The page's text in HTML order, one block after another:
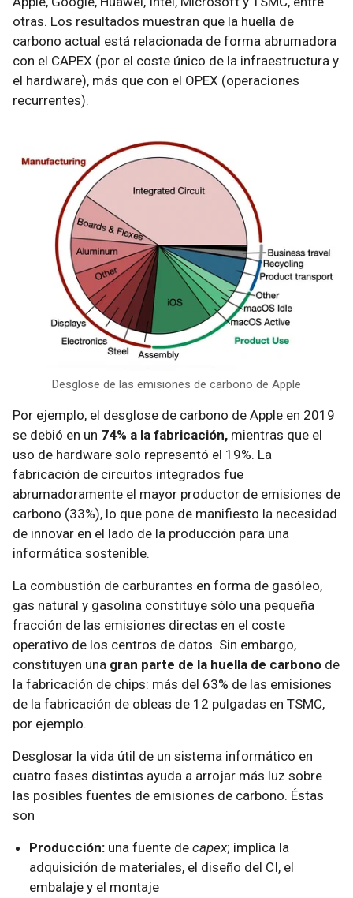
otras. Los resultados muestran que la huella de
carbono actual está relacionada de forma abrumadora
con el CAPEX (por el coste único de la infraestructura y
el hardware), más que con el OPEX (operaciones
recurrentes).
Desglose de las emisiones de carbono de Apple
Por ejemplo, el desglose de carbono de Apple en 2019
se debió en un 74% a la fabricación, mientras que el
uso de hardware solo representó el 19%. La
fabricación de circuitos integrados fue
abrumadoramente el mayor productor de emisiones de
carbono (33%), lo que pone de manifiesto la necesidad
de innovar en el lado de la producción para una
informática sostenible.
La combustión de carburantes en forma de gasóleo,
gas natural y gasolina constituye sólo una pequeña
fracción de las emisiones directas en el coste
operativo de los centros de datos. Sin embargo,
constituyen una gran parte de la huella de carbono de
la fabricación de chips: más del 63% de las emisiones
de la fabricación de obleas de 12 pulgadas en TSMC,
por ejemplo.
Desglosar la vida útil de un sistema informático en
cuatro fases distintas ayuda a arrojar más luz sobre
las posibles fuentes de emisiones de carbono. Éstas
son
Producción: una fuente decapex; implica la
adquisición de materiales, el diseño del CI, el
embalaje y el montaje